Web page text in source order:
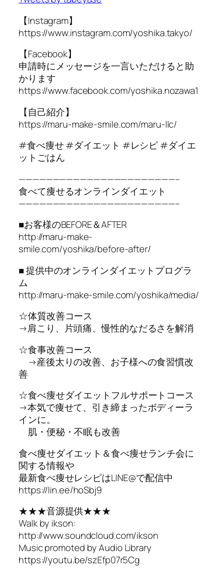
【Instagram】
https://www.instagram.com/yoshika.takyo/
【Facebook】
申請時にメッセージを一言いただけると助
かります
https://www.facebook.com/yoshika.nozawa1
【自己紹介】
https://maru-make-smile.com/maru-llc/
#食べ痩せ #ダイエット #レシピ #ダイエ
ットごはん
———————————————————————–
食べて痩せるオンラインダイエット
———————————————————————–
■お客様のBEFORE＆AFTER
http://maru-make-
smile.com/yoshika/before-after/
■ 提供中のオンラインダイエットプログラ
ム
http://maru-make-smile.com/yoshika/media/
☆体質改善コース
→肩こり、片頭痛、慢性的なだるさを解消
☆食事改善コース
→産後太りの改善、お子様への食習慣改
善
☆食べ痩せダイエットフルサポートコース
→本気で痩せて、引き締まったボディーラ
インに。
肌・便秘・不眠も改善
食べ痩せダイエット＆食べ痩せランチ会に
関する情報や
最新食べ痩せレシピはLINE@で配信中
https://lin.ee/hoSbj9
★★★音源提供★★★
Walk by ikson:
http://www.soundcloud.com/ikson
Music promoted by Audio Library
https://youtu.be/szEfp07r5Cg